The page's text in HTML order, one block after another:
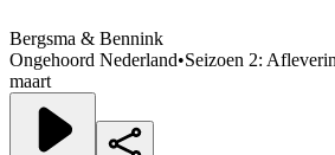
Bergsma & Bennink
Ongehoord Nederland•Seizoen 2:
maart